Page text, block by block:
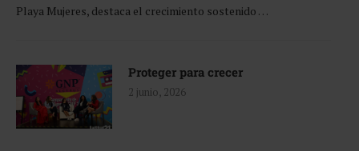
Playa Mujeres, destaca el crecimiento sostenido …
Proteger para crecer
2 junio, 2026